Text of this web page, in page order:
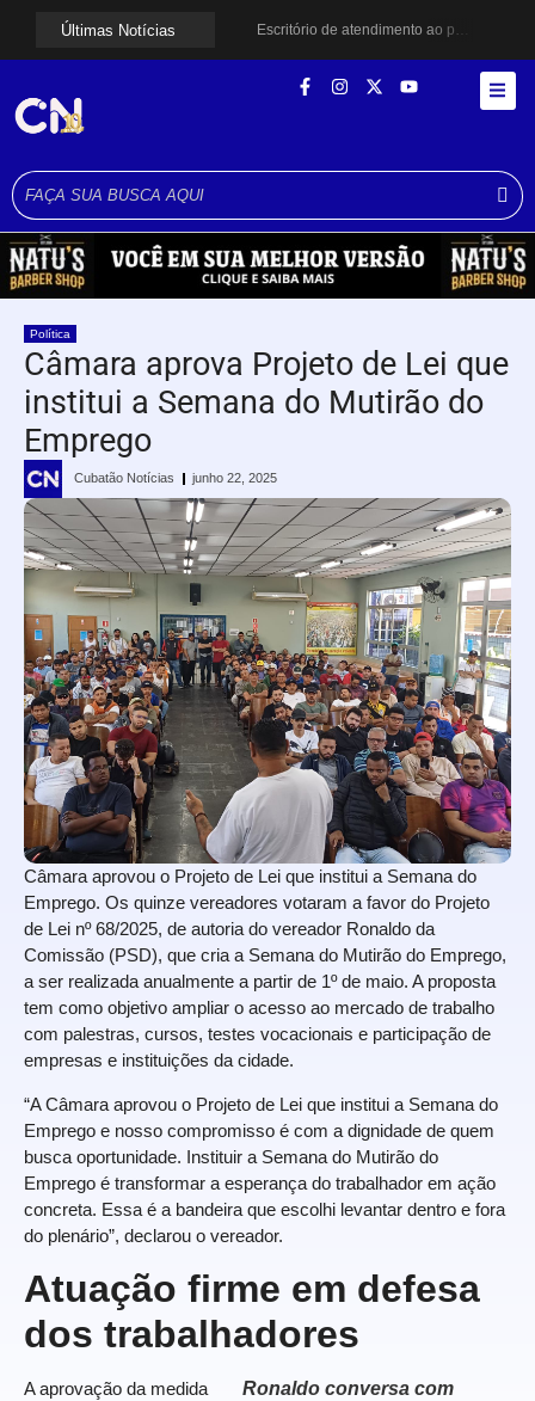
Últimas Notícias
Escritório de atendimento ao público será criado para acompanhar projeto do túnel entre Santos e Guarujá
Cubatão terá câmeras com transmissão ao vivo de pontos turísticos pela internet
Shows em homenagem a Elis Regina chegam a Santos e Cubatão; confira datas
Curso de Agentes Ambientais abre inscrições para formar multiplicadores de boas práticas em Cubatão
Política
Câmara aprova Projeto de Lei que
institui a Semana do Mutirão do
Emprego
Cubatão Notícias junho 22, 2025
Câmara aprovou o Projeto de Lei que institui a Semana do
Emprego. Os quinze vereadores votaram a favor do Projeto
de Lei nº 68/2025, de autoria do vereador Ronaldo da
Comissão (PSD), que cria a Semana do Mutirão do Emprego,
a ser realizada anualmente a partir de 1º de maio. A proposta
tem como objetivo ampliar o acesso ao mercado de trabalho
com palestras, cursos, testes vocacionais e participação de
empresas e instituições da cidade.
“A Câmara aprovou o Projeto de Lei que institui a Semana do
Emprego e nosso compromisso é com a dignidade de quem
busca oportunidade. Instituir a Semana do Mutirão do
Emprego é transformar a esperança do trabalhador em ação
concreta. Essa é a bandeira que escolhi levantar dentro e fora
do plenário”, declarou o vereador.
Atuação firme em defesa
dos trabalhadores
Ronaldo conversa com
A aprovação da medida